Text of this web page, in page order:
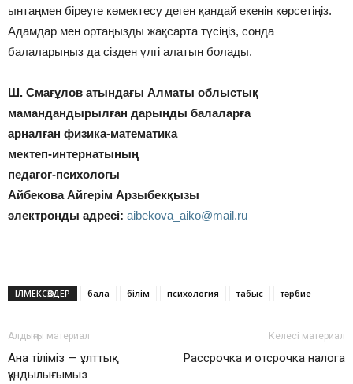
ынтаңмен біреуге көмектесу деген қандай екенін көрсетіңіз.
Адамдар мен ортаңызды жақсарта түсіңіз, сонда
балаларыңыз да сізден үлгі алатын болады.
Ш. Смағұлов атындағы Алматы облыстық
мамандандырылған дарынды балаларға
арналған физика-математика
мектеп-интернатының
педагог-психологы
Айбекова Айгерім Арзыбекқызы
электронды адресі: aibekova_aiko@mail.ru
ІЛМЕКСӨЗДЕР бала білім психология табыс тәрбие
Алдыңғы материал
Ана тіліміз — ұлттық
құндылығымыз
Келесі материал
Рассрочка и отсрочка налога